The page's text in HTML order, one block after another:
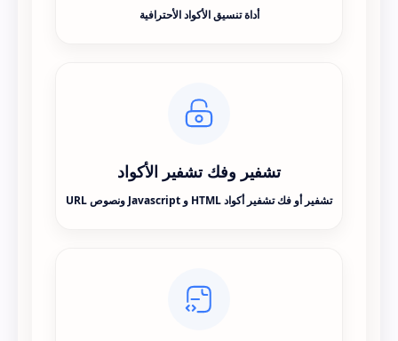
أداة تنسيق الأكواد الأحترافية
تشفير وفك تشفير الأكواد
تشفير أو فك تشفير أكواد HTML و Javascript ونصوص URL